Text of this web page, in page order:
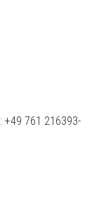
: +49 761 216393-